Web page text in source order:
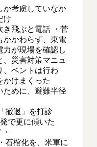
か考慮していなか
け
き飛ぶと電話 ・菅
かかわらず、東電
力が現場を確認し
災害対策マニュ
、ベントは行わ
かけまくった
ために、避難半径
撤退」を打診
で更に傾いた
石棺化を、米軍に